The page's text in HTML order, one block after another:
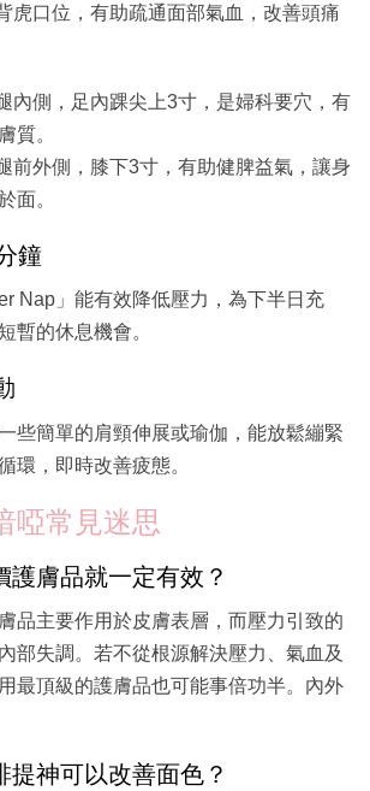
虎口位，有助疏通面部氣血，改善頭痛
內側，足內踝尖上3寸，是婦科要穴，有
質。
前外側，膝下3寸，有助健脾益氣，讓身
面。
鐘
Nap」能有效降低壓力，為下半日充
暫的休息機會。
些簡單的肩頸伸展或瑜伽，能放鬆繃緊
環，即時改善疲態。
啞常見迷思
護膚品就一定有效？
品主要作用於皮膚表層，而壓力引致的
部失調。若不從根源解決壓力、氣血及
最頂級的護膚品也可能事倍功半。內外
提神可以改善面色？